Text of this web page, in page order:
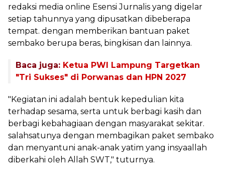
redaksi media online Esensi Jurnalis yang digelar
setiap tahunnya yang dipusatkan dibeberapa
tempat. dengan memberikan bantuan paket
sembako berupa beras, bingkisan dan lainnya.
Baca juga: Ketua PWI Lampung Targetkan
"Tri Sukses" di Porwanas dan HPN 2027
"Kegiatan ini adalah bentuk kepedulian kita
terhadap sesama, serta untuk berbagi kasih dan
berbagi kebahagiaan dengan masyarakat sekitar.
salahsatunya dengan membagikan paket sembako
dan menyantuni anak-anak yatim yang insyaallah
diberkahi oleh Allah SWT," tuturnya.